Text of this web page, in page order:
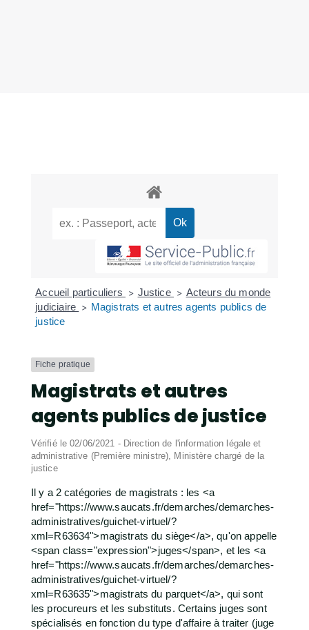
Accueil particuliers > Justice > Acteurs du monde
judiciaire > Magistrats et autres agents publics de
justice
Fiche pratique
Magistrats et autres
agents publics de justice
Vérifié le 02/06/2021 - Direction de l'information légale et
administrative (Première ministre), Ministère chargé de la
justice
Il y a 2 catégories de magistrats : les <a
href="https://www.saucats.fr/demarches/demarches-
administratives/guichet-virtuel/?
xml=R63634">magistrats du siège</a>, qu'on appelle
<span class="expression">juges</span>, et les <a
href="https://www.saucats.fr/demarches/demarches-
administratives/guichet-virtuel/?
xml=R63635">magistrats du parquet</a>, qui sont
les procureurs et les substituts. Certains juges sont
spécialisés en fonction du type d'affaire à traiter (juge